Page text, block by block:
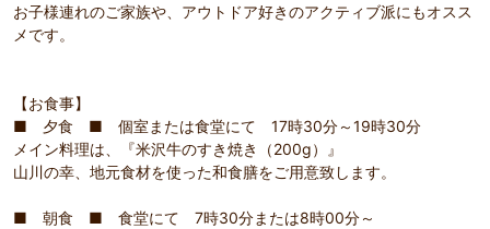
お子様連れのご家族や、アウトドア好きのアクティブ派にもオスス
メです。
【お食事】
■ 夕食 ■ 個室または食堂にて 17時30分～19時30分
メイン料理は、『米沢牛のすき焼き（200g）』
山川の幸、地元食材を使った和食膳をご用意致します。
■ 朝食 ■ 食堂にて 7時30分または8時00分～